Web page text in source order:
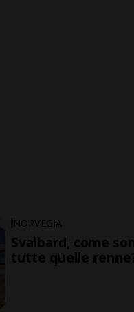
NORVEGIA
Svalbard, come
tutte quelle